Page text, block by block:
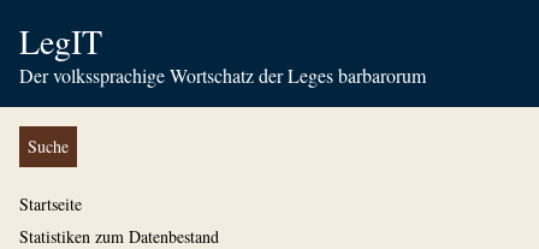
LegIT
Der volkssprachige Wortschatz der Leges barbarorum
Suche
Startseite
Statistiken zum Datenbestand